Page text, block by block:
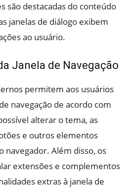
são destacadas do conteúdo
janelas de diálogo exibem
ao usuário.
Janela de Navegação
permitem aos usuários
navegação de acordo com
alterar o tema, as
e outros elementos
navegador. Além disso, os
extensões e complementos
extras à janela de